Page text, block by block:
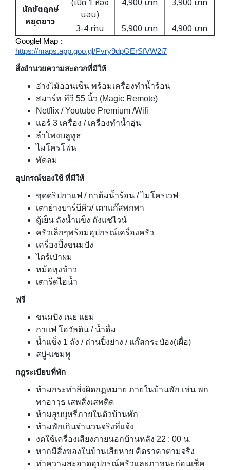
นักขัตฤกษ์
หยุดยาว
(เปิด 1 ห้อง
นอน)
4,900 บาท 3,900 บาท
3-4 ท่าน 5,900 บาท 4,900 บาท
Googlel Map :
https://maps.app.goo.gl/Pvry9dpGErSfVW2i7
สิ่งอำนวยความสะดวกที่มีให้
อ่างไม้ออนเซ็น พร้อมเครื่องทำน้ำร้อน
สมาร์ท ทีวี 55 นิ้ว (Magic Remote)
Netflix / Youtube Premium /Wifi
แอร์ 3 เครื่อง / เครื่องทำน้ำอุ่น
ลำโพงบลูทูธ
ไมโครโฟน
พัดลม
อุปกรณ์ของใช้ ที่มีให้
ชุดดริปกาแฟ / กาต้มน้ำร้อน / ไมโครเวฟ
เตาย่างบาร์บีคิว/ เตาแก๊สพกพา
ตู้เย็น ถังน้ำแข็ง ถังแช่ไวน์
ครัวเล็กๆพร้อมอุปกรณ์เครื่องครัว
เครื่องปิ้งขนมปัง
ไดร์เป่าผม
หม้อหุงข้าว
เตารีดไอน้ำ
ฟรี
ขนมปัง เนย แยม
กาแฟ โอวัลติน / น้ำดื่ม
น้ำแข็ง 1 ถัง / ถ่านปิ้งย่าง / แก๊สกระป๋อง(เผื่อ)
สบู่-แชมพู
กฎระเบียบที่พัก
ห้ามกระทำสิ่งผิดกฏหมาย ภายในบ้านพัก เช่น พก
พาอาวุธ เสพสิ่งเสพติด
ห้ามสูบบุหรี่ภายในตัวบ้านพัก
ห้ามพักเกินจำนวนจริงที่แจ้ง
งดใช้เครื่องเสียงภายนอกบ้านหลัง 22 : 00 น.
หากมีสิ่งของในบ้านเสียหาย คิดราคาตามจริง
ทำความสะอาดอุปกรณ์ครัวและภาชนะก่อนเช็ค